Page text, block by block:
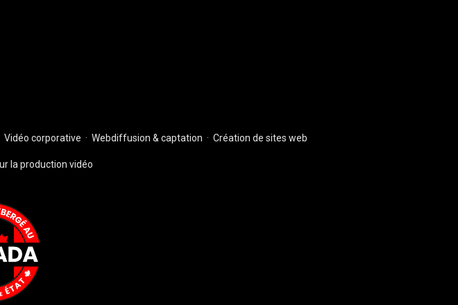
Vidéo corporative · Webdiffusion & captation · Création de sites web
la production vidéo